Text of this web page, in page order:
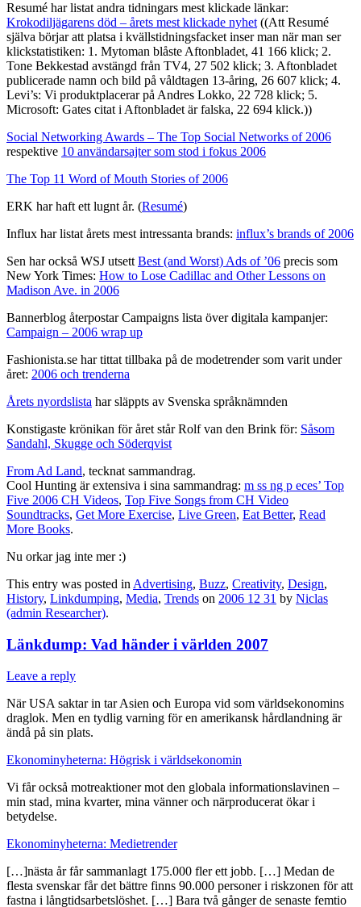
Resumé har listat andra tidningars mest klickade länkar:
Krokodiljägarens död – årets mest klickade nyhet ((Att Resumé
själva börjar att platsa i kvällstidningsfacket inser man när man ser
klickstatistiken: 1. Mytoman blåste Aftonbladet, 41 166 klick; 2.
Tone Bekkestad avstängd från TV4, 27 502 klick; 3. Aftonbladet
publicerade namn och bild på våldtagen 13-åring, 26 607 klick; 4.
Levi’s: Vi produktplacerar på Andres Lokko, 22 728 klick; 5.
Microsoft: Gates citat i Aftonbladet är falska, 22 694 klick.))
Social Networking Awards – The Top Social Networks of 2006
respektive 10 användarsajter som stod i fokus 2006
The Top 11 Word of Mouth Stories of 2006
ERK har haft ett lugnt år. (Resumé)
Influx har listat årets mest intressanta brands: influx’s brands of 2006
Sen har också WSJ utsett Best (and Worst) Ads of ’06 precis som
New York Times: How to Lose Cadillac and Other Lessons on
Madison Ave. in 2006
Bannerblog återpostar Campaigns lista över digitala kampanjer:
Campaign – 2006 wrap up
Fashionista.se har tittat tillbaka på de modetrender som varit under
året: 2006 och trenderna
Årets nyordslista har släppts av Svenska språknämnden
Konstigaste krönikan för året står Rolf van den Brink för: Såsom
Sandahl, Skugge och Söderqvist
From Ad Land, tecknat sammandrag.
Cool Hunting är extensiva i sina sammandrag: m ss ng p eces’ Top
Five 2006 CH Videos, Top Five Songs from CH Video
Soundtracks, Get More Exercise, Live Green, Eat Better, Read
More Books.
Nu orkar jag inte mer :)
This entry was posted in Advertising, Buzz, Creativity, Design,
History, Linkdumping, Media, Trends on 2006 12 31 by Niclas
(admin Researcher).
Länkdump: Vad händer i världen 2007
Leave a reply
När USA saktar in tar Asien och Europa vid som världsekonomins
draglok. Men en tydlig varning för en amerikansk hårdlandning är
ändå på sin plats.
Ekonominyheterna: Högrisk i världsekonomin
Vi får också motreaktioner mot den globala informationslavinen –
min stad, mina kvarter, mina vänner och närproducerat ökar i
betydelse.
Ekonominyheterna: Medietrender
[…]nästa år får sammanlagt 175.000 fler ett jobb. […] Medan de
flesta svenskar får det bättre finns 90.000 personer i riskzonen för att
fastna i långtidsarbetslöshet. […] Bara två gånger de senaste femtio